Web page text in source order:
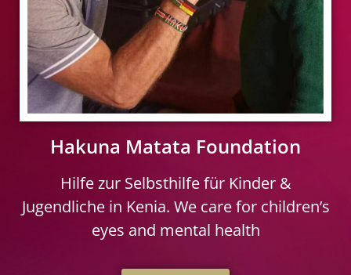
Hakuna Matata Foundation
Hilfe zur Selbsthilfe für Kinder &
Jugendliche in Kenia. We care for children’s
eyes and mental health